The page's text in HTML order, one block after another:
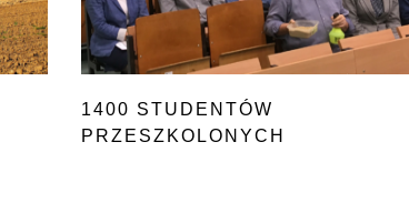
1400 STUDENTÓW
PRZESZKOLONYCH